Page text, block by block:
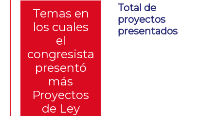
Temas en
los cuales
el
congresista
presentó
más
Proyectos
de Ley
Total de
proyectos
presentados